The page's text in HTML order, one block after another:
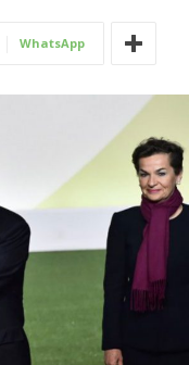
WhatsApp